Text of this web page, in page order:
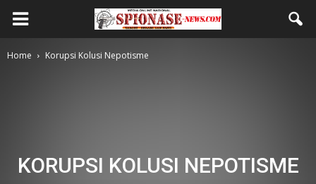
Home Korupsi Kolusi Nepotisme
KORUPSI KOLUSI NEPOTISME